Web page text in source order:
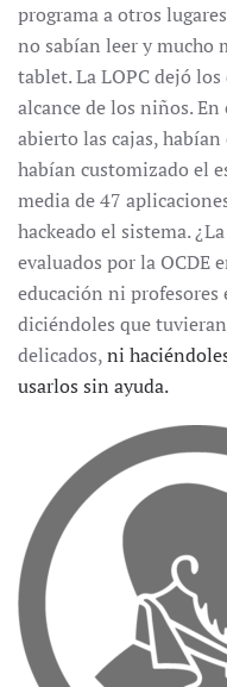
programa a otros
no sabían leer y mucho
tablet. La LOPC dejó
alcance de los niños.
abierto las cajas,
habían customizado el
media de 47
hackeado el sistema.
evaluados por la OCDE
educación ni
diciéndoles que
delicados,ni
usarlos sin ayuda.